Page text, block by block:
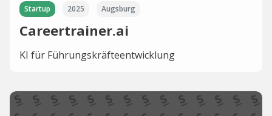
Startup 2025 Augsburg
Careertrainer.ai
KI für Führungskräfteentwicklung